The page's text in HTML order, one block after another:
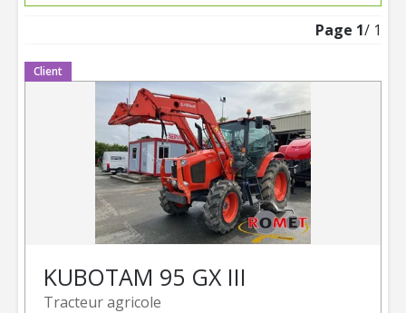
Page 1/ 1
Client
Tracteur agricole
KUBOTAM 95 GX III